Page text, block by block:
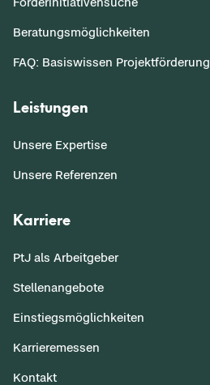
Beratungsmöglichkeiten
FAQ: Basiswissen Projektförderung
Leistungen
Unsere Expertise
Unsere Referenzen
Karriere
PtJ als Arbeitgeber
Stellenangebote
Einstiegsmöglichkeiten
Karrieremessen
Kontakt